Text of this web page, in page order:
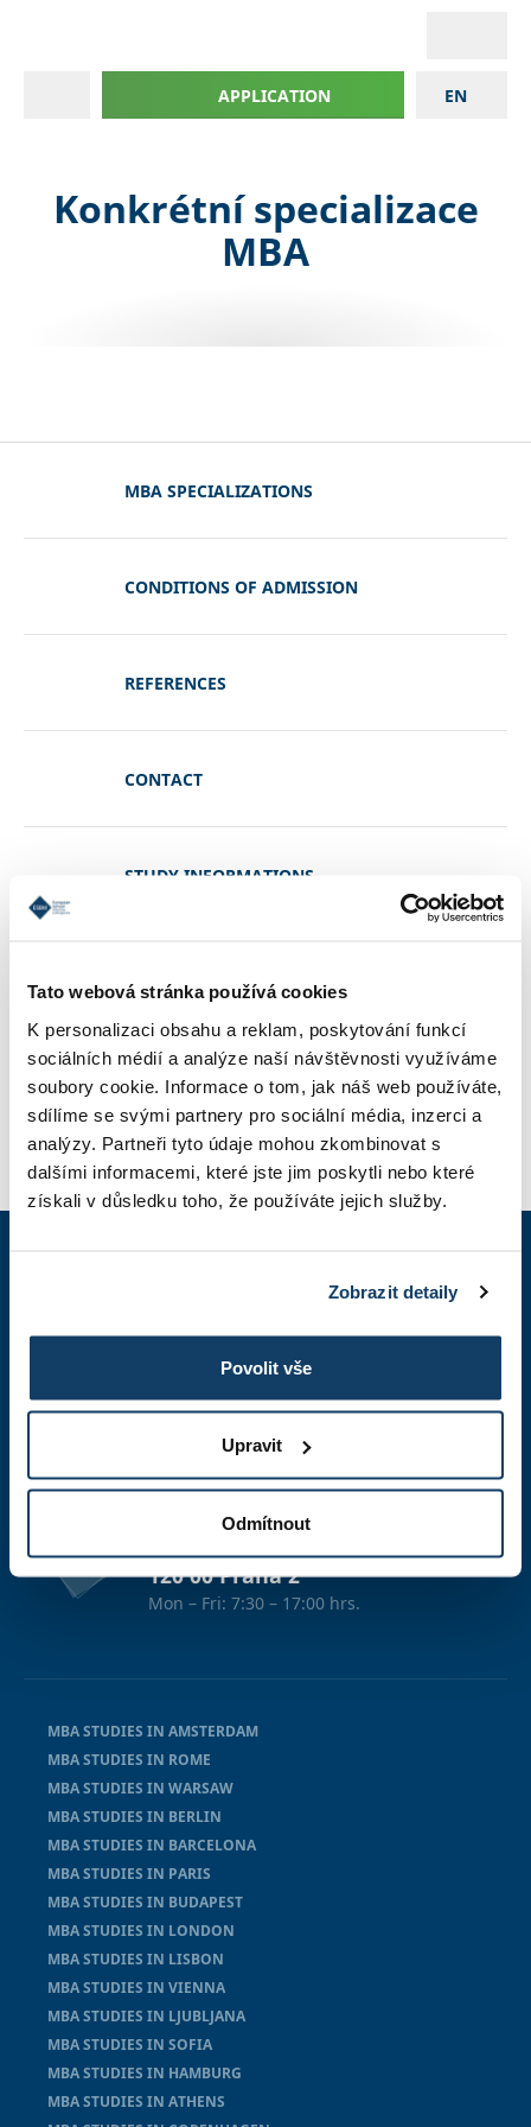
Tato webová stránka používá cookies
K personalizaci obsahu a reklam, poskytování funkcí
sociálních médií a analýze naší návštěvnosti využíváme
soubory cookie. Informace o tom, jak náš web používáte,
sdílíme se svými partnery pro sociální média, inzerci a
analýzy. Partneři tyto údaje mohou zkombinovat s
dalšími informacemi, které jste jim poskytli nebo které
získali v důsledku toho, že používáte jejich služby.
Zobrazit detaily
Povolit vše
Upravit
Odmítnout
EN
APPLICATION
Konkrétní specializace
MBA
MBA SPECIALIZATIONS
CONDITIONS OF ADMISSION
REFERENCES
CONTACT
STUDY INFORMATIONS
PHOTO GALLERY
APPLICATION
studium@esbm.cz
We respond within 24 hours
We respond within 24 hours
120 00 Praha 2
Mon – Fri: 7:30 – 17:00 hrs.
MBA STUDIES IN AMSTERDAM
MBA STUDIES IN ROME
MBA STUDIES IN WARSAW
MBA STUDIES IN BERLIN
MBA STUDIES IN BARCELONA
MBA STUDIES IN PARIS
MBA STUDIES IN BUDAPEST
MBA STUDIES IN LONDON
MBA STUDIES IN LISBON
MBA STUDIES IN VIENNA
MBA STUDIES IN LJUBLJANA
MBA STUDIES IN SOFIA
MBA STUDIES IN HAMBURG
MBA STUDIES IN ATHENS